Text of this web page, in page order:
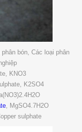
bón, Các loại phân
KNO3
K2SO4
, MgSO4.7H2O
sulphate